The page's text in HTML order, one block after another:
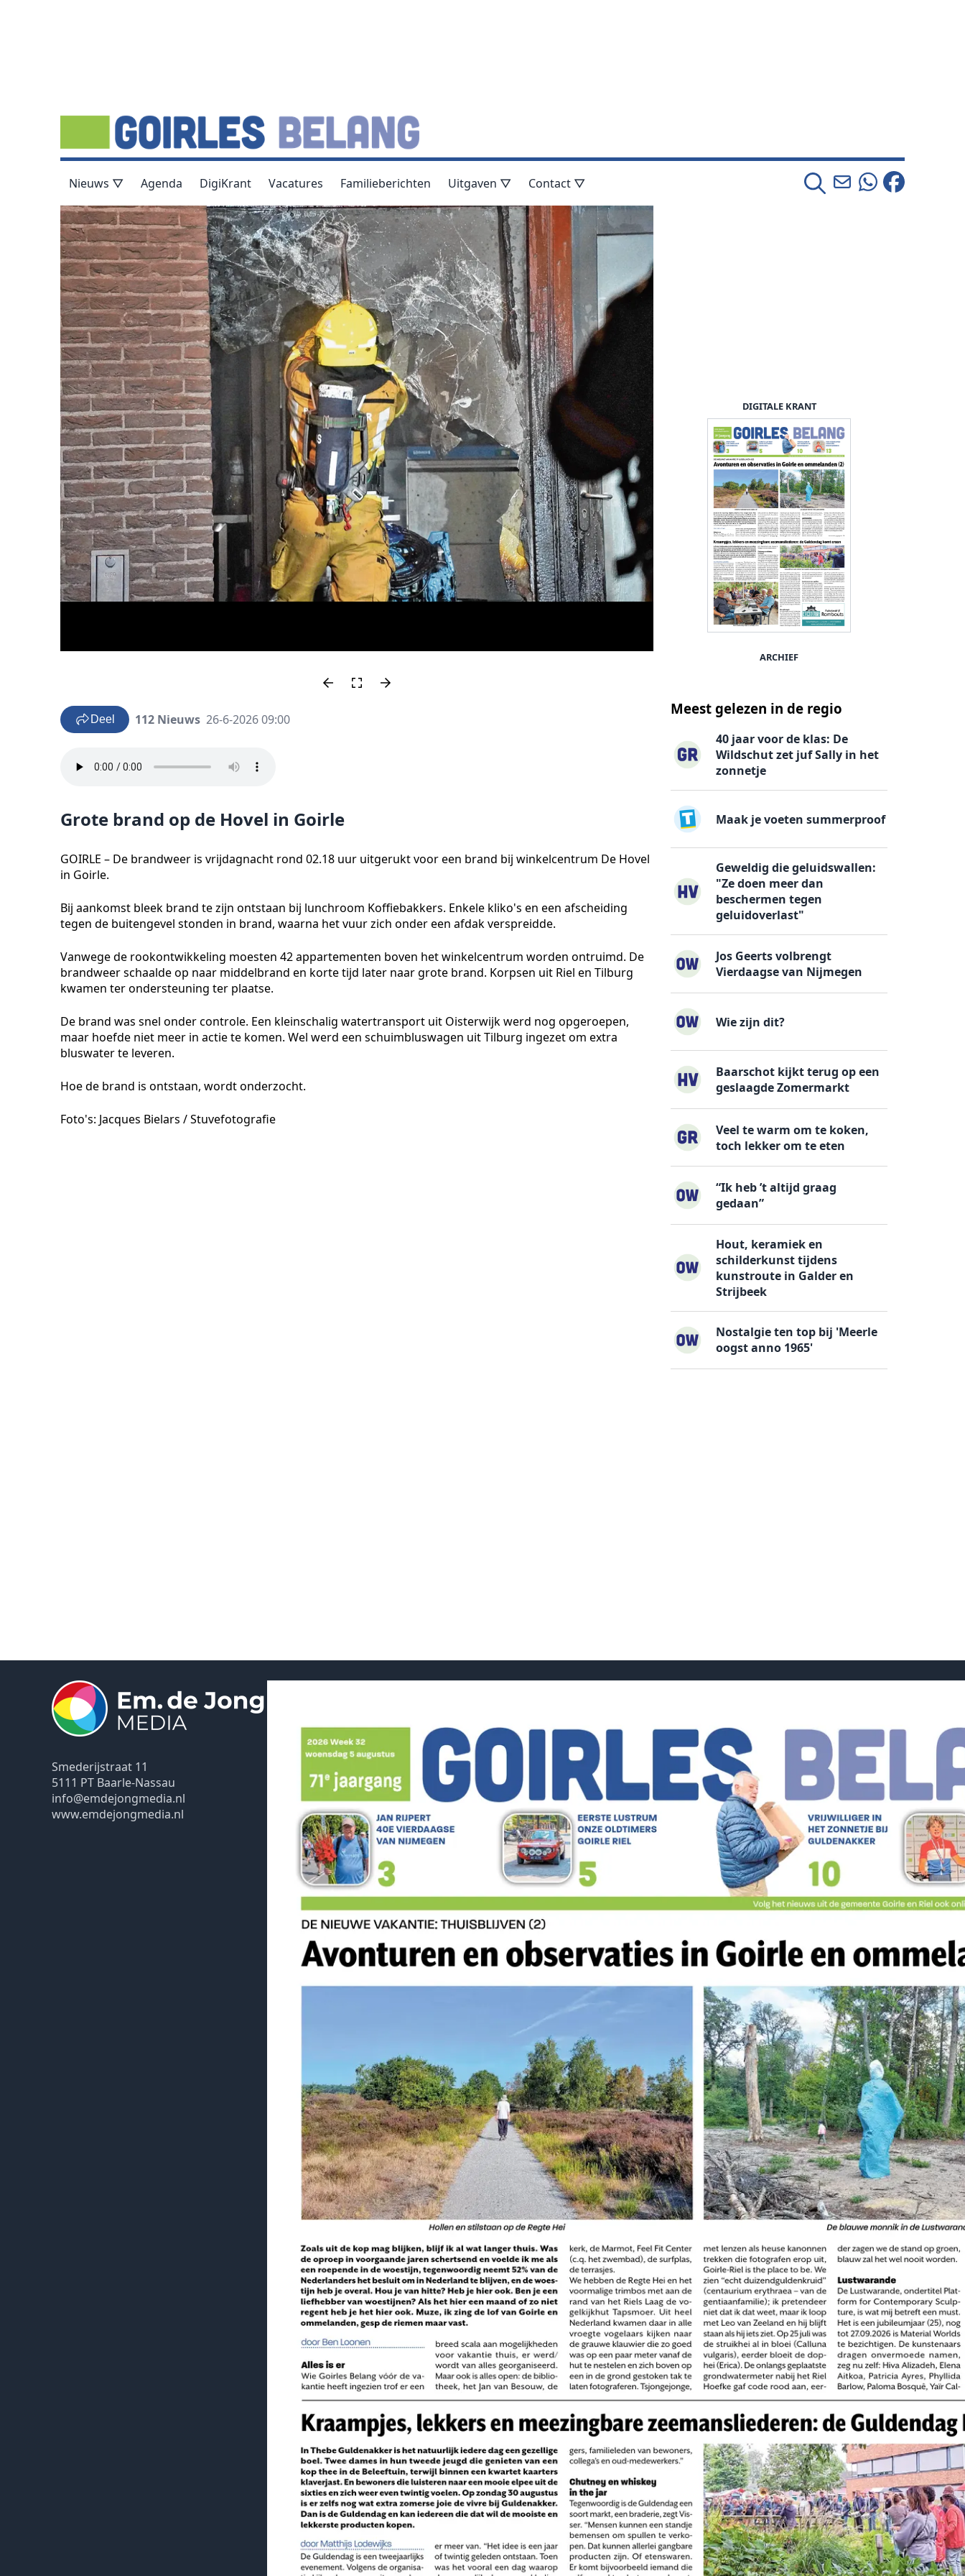
Nieuws ▽ Agenda DigiKrant Vacatures Familieberichten Uitgaven ▽ Contact ▽
Deel 112 Nieuws 26-6-2026 09:00
Grote brand op de Hovel in Goirle
GOIRLE – De brandweer is vrijdagnacht rond 02.18 uur uitgerukt voor een brand bij winkelcentrum De Hovel
in Goirle.
Bij aankomst bleek brand te zijn ontstaan bij lunchroom Koffiebakkers. Enkele kliko's en een afscheiding
tegen de buitengevel stonden in brand, waarna het vuur zich onder een afdak verspreidde.
Vanwege de rookontwikkeling moesten 42 appartementen boven het winkelcentrum worden ontruimd. De
brandweer schaalde op naar middelbrand en korte tijd later naar grote brand. Korpsen uit Riel en Tilburg
kwamen ter ondersteuning ter plaatse.
De brand was snel onder controle. Een kleinschalig watertransport uit Oisterwijk werd nog opgeroepen,
maar hoefde niet meer in actie te komen. Wel werd een schuimbluswagen uit Tilburg ingezet om extra
bluswater te leveren.
Hoe de brand is ontstaan, wordt onderzocht.
Foto's: Jacques Bielars / Stuvefotografie
DIGITALE KRANT
ARCHIEF
Meest gelezen in de regio
40 jaar voor de klas: De
Wildschut zet juf Sally in het
zonnetje
Maak je voeten summerproof
Geweldig die geluidswallen:
"Ze doen meer dan
beschermen tegen
geluidoverlast"
Jos Geerts volbrengt
Vierdaagse van Nijmegen
Wie zijn dit?
Baarschot kijkt terug op een
geslaagde Zomermarkt
Veel te warm om te koken,
toch lekker om te eten
“Ik heb ’t altijd graag
gedaan”
Hout, keramiek en
schilderkunst tijdens
kunstroute in Galder en
Strijbeek
Nostalgie ten top bij 'Meerle
oogst anno 1965'
Smederijstraat 11
5111 PT Baarle-Nassau
info@emdejongmedia.nl
www.emdejongmedia.nl